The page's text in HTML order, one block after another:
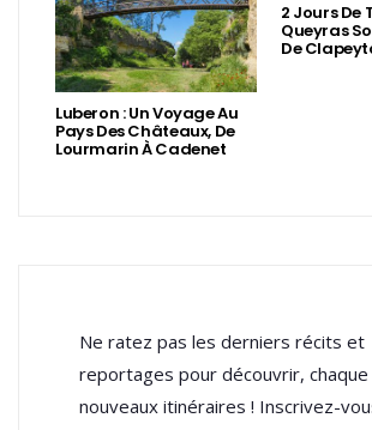
Luberon : Un Voyage Au
Pays Des Châteaux, De
Lourmarin À Cadenet
2 Jours De
Queyras
De
Ne ratez pas les derniers récits et
reportages pour découvrir,
nouveaux itinéraires ! Inscrivez-